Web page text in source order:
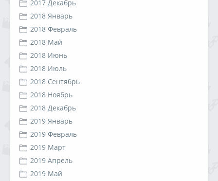
2017 Декабрь
2018 Январь
2018 Февраль
2018 Май
2018 Июнь
2018 Июль
2018 Сентябрь
2018 Ноябрь
2018 Декабрь
2019 Январь
2019 Февраль
2019 Март
2019 Апрель
2019 Май